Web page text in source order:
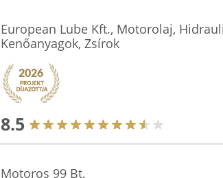
European Lube Kft., Motorolaj,
Kenőanyagok, Zsírok
8.5
Motoros 99 Bt.